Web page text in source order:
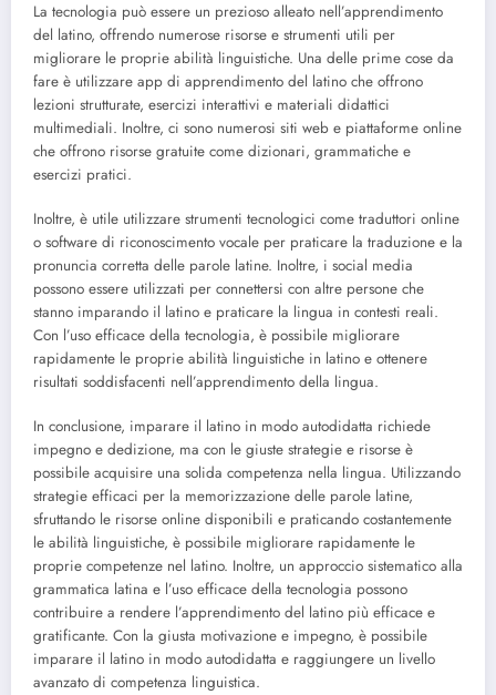
La tecnologia può essere un prezioso alleato nell’apprendimento
del latino, offrendo numerose risorse e strumenti utili per
migliorare le proprie abilità linguistiche. Una delle prime cose da
fare è utilizzare app di apprendimento del latino che offrono
lezioni strutturate, esercizi interattivi e materiali didattici
multimediali. Inoltre, ci sono numerosi siti web e piattaforme online
che offrono risorse gratuite come dizionari, grammatiche e
esercizi pratici.
Inoltre, è utile utilizzare strumenti tecnologici come traduttori online
o software di riconoscimento vocale per praticare la traduzione e la
pronuncia corretta delle parole latine. Inoltre, i social media
possono essere utilizzati per connettersi con altre persone che
stanno imparando il latino e praticare la lingua in contesti reali.
Con l’uso efficace della tecnologia, è possibile migliorare
rapidamente le proprie abilità linguistiche in latino e ottenere
risultati soddisfacenti nell’apprendimento della lingua.
In conclusione, imparare il latino in modo autodidatta richiede
impegno e dedizione, ma con le giuste strategie e risorse è
possibile acquisire una solida competenza nella lingua. Utilizzando
strategie efficaci per la memorizzazione delle parole latine,
sfruttando le risorse online disponibili e praticando costantemente
le abilità linguistiche, è possibile migliorare rapidamente le
proprie competenze nel latino. Inoltre, un approccio sistematico alla
grammatica latina e l’uso efficace della tecnologia possono
contribuire a rendere l’apprendimento del latino più efficace e
gratificante. Con la giusta motivazione e impegno, è possibile
imparare il latino in modo autodidatta e raggiungere un livello
avanzato di competenza linguistica.